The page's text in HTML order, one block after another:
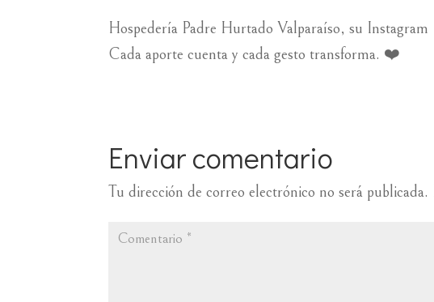
Hospedería Padre Hurtado Valparaíso, su Instagram
Cada aporte cuenta y cada gesto transforma. ❤️
Enviar comentario
Tu dirección de correo electrónico no será publicada.